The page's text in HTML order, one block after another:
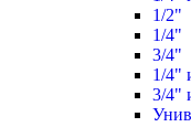
1/2"
1/4"
3/4"
1/4"
3/4"